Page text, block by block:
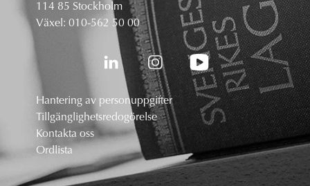
114 85 Stockholm
Växel: 010-562 50 00
Hantering av personuppgifter
Tillgänglighetsredogörelse
Kontakta oss
Ordlista